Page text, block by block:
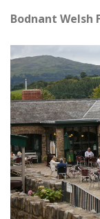
Bodnant Wеlѕh